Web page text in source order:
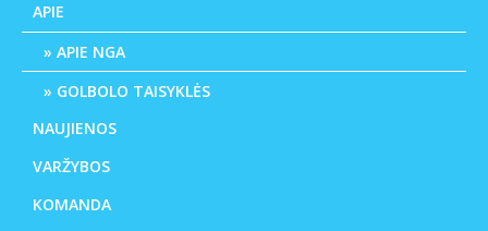
APIE
APIE NGA
GOLBOLO TAISYKLĖS
NAUJIENOS
VARŽYBOS
KOMANDA